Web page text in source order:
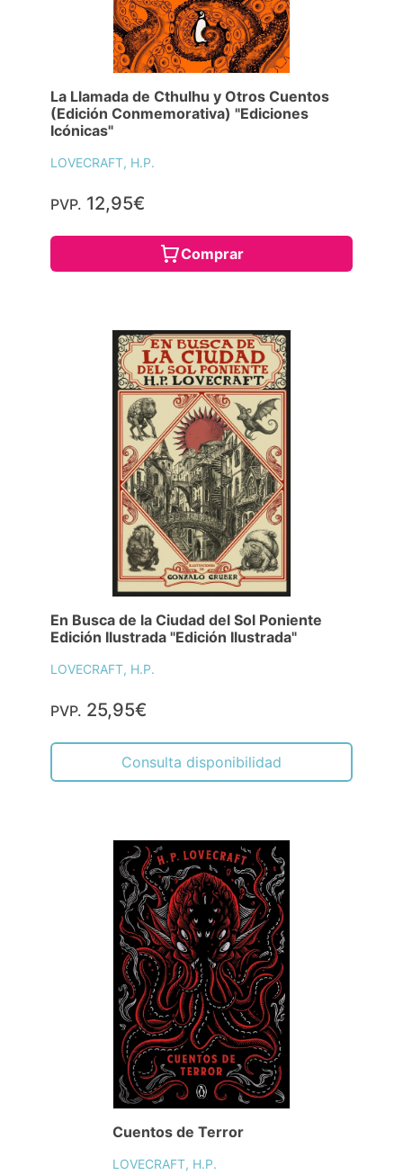
La Llamada de Cthulhu y Otros Cuentos
(Edición Conmemorativa) "Ediciones
Icónicas"
LOVECRAFT, H.P.
PVP. 12,95€
Comprar
En Busca de la Ciudad del Sol Poniente
Edición Ilustrada "Edición Ilustrada"
LOVECRAFT, H.P.
PVP. 25,95€
Consulta disponibilidad
Cuentos de Terror
LOVECRAFT, H.P.